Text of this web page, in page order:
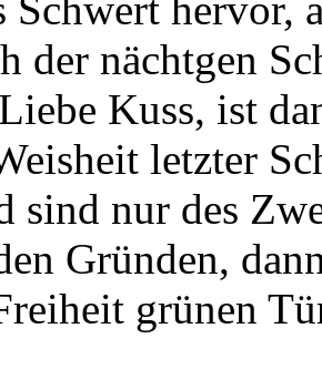
der nächtgen
Kuss, ist
letzter
sind nur des
Gründen,
grünen